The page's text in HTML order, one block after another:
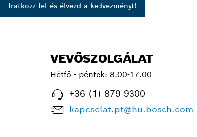
Iratkozz fel és élvezd a kedvezményt!
VEVŐSZOLGÁLAT
Hétfő - péntek: 8.00-17.00
+36 (1) 879 9300
kapcsolat.pt@hu.bosch.com